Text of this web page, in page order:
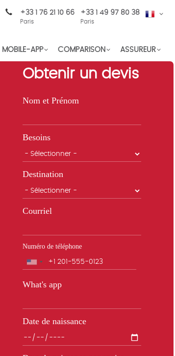
FR
+33 1 76 21 10 66
Paris
+33 1 49 97 80 38
Paris
ASSUREUR
COMPARISON
MOBILE-APP
Obtenir un devis
Nom et Prénom
Besoins
Destination
Courriel
Numéro de téléphone
Téléphone
What's app
Date de naissance